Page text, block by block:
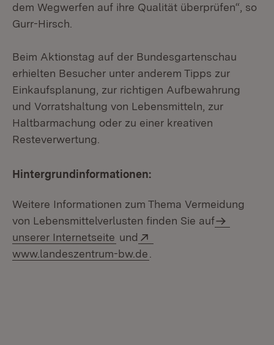
dem Wegwerfen auf ihre Qualität überprüfen“, so
Gurr-Hirsch.
Beim Aktionstag auf der Bundesgartenschau
erhielten Besucher unter anderem Tipps zur
Einkaufsplanung, zur richtigen Aufbewahrung
und Vorratshaltung von Lebensmitteln, zur
Haltbarmachung oder zu einer kreativen
Resteverwertung.
Hintergrundinformationen:
Weitere Informationen zum Thema Vermeidung
von Lebensmittelverlusten finden Sie auf
unserer Internetseite und
www.landeszentrum-bw.de